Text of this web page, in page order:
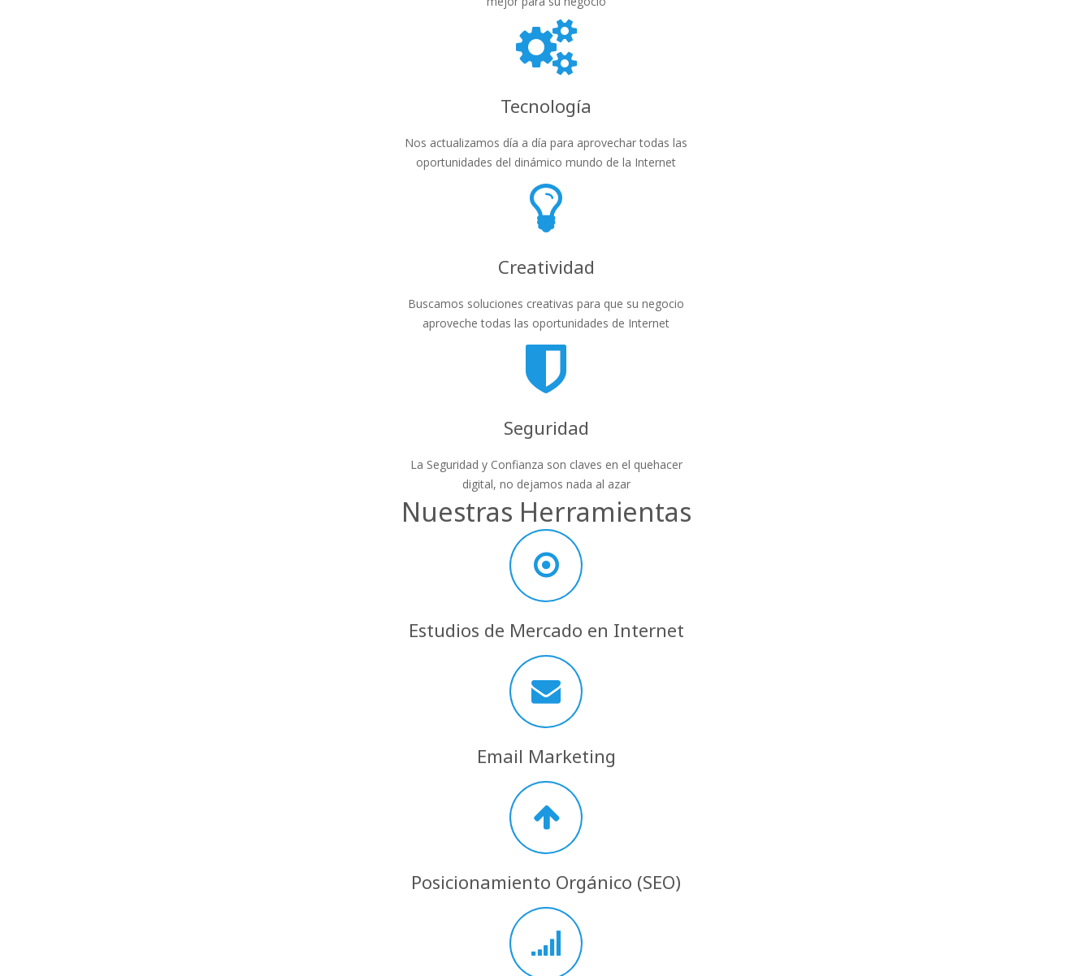
Tecnología
Nos actualizamos día a día para aprovechar todas las
oportunidades del dinámico mundo de la Internet
Creatividad
Buscamos soluciones creativas para que su negocio
aproveche todas las oportunidades de Internet
Seguridad
La Seguridad y Confianza son claves en el quehacer
digital, no dejamos nada al azar
Nuestras Herramientas
Estudios de Mercado en Internet
Email Marketing
Posicionamiento Orgánico (SEO)